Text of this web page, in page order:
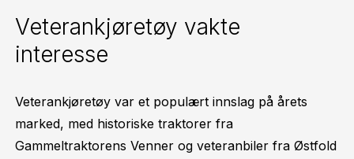
Veterankjøretøy vakte
interesse
Veterankjøretøy var et populært innslag på årets
marked, med historiske traktorer fra
Gammeltraktorens Venner og veteranbiler fra Østfold